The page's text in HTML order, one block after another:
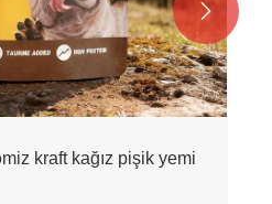
kraft kağız pişik yemi
